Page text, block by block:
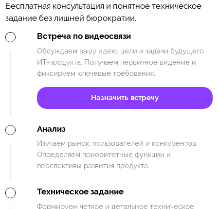
Бесплатная консультация и понятное техническое
задание без лишней бюрократии.
Встреча по видеосвязи
Обсуждаем вашу идею, цели и задачи будущего
ИТ-продукта. Получаем первичное видение и
фиксируем ключевые требования.
Назначить встречу
Анализ
Изучаем рынок, пользователей и конкурентов.
Определяем приоритетные функции и
перспективы развития продукта.
Техническое задание
Формируем чёткое и детальное техническое